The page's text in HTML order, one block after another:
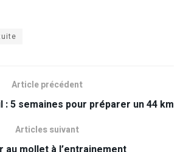
Article précédent
: 5 semaines pour préparer un 44 km
Articles suivant